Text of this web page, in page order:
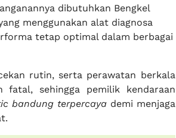
dibutuhkan Bengkel
menggunakan alat diagnosa
tetap optimal dalam berbagai
rutin, serta perawatan berkala
fatal, sehingga pemilik kendaraan
bandung terpercayademi menjaga